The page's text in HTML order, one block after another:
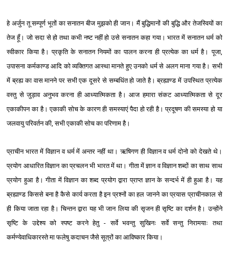
हे अर्जुन तू सम्पूर्ण भूतों का सनातन बीज मुझको ही जान। मैं बुद्धिमानों की बुद्धि और तेजस्वियों का
तेज हूँ। जो सदा से हो तथा कभी नष्ट नहीं हो उसे सनातन कहा गया। भारत में सनातन धर्म को
स्वीकार किया है। प्रकृति के सनातन नियमों का पालन करना ही प्रत्येक का धर्म है। पूजा,
उपासना कर्मकाण्ड आदि को व्यक्तिगत आस्था मानते हुए उनको धर्म से अलग माना गया है। सभी
में ब्रह्य का वास मानने पर सभी एक दूसरे से सम्बधिंत हो जाते है। ब्रह्याण्ड में उपस्थित प्रत्येक
वस्तु से जुड़ाव अनुभव करना ही आध्यात्मिकता है। आज हमारा संकट आध्यात्मिकता से दूर
एकाकीपन का है। एकाकी सोच के कारण ही समस्याएं पैदा हो रही है। प्रदूषण की समस्या हो या
जलवायु परिवर्तन की, सभी एकाकी सोच का परिणाम है।
प्राचीन भारत में विज्ञान व धर्म में अन्तर नहीं था। ऋषिगण ही विज्ञान व धर्म दोनो को देखते थे।
प्रयोग आधारित विज्ञान का प्रचलन भी भारत में था। गीता में ज्ञान व विज्ञान शब्दों का साथ साथ
प्रयोग हुआ है। गीता में विज्ञान का शब्द प्रयोग द्वारा प्राप्त ज्ञान के सन्दर्भ में ही हुआ है। यह
ब्रह्याण्ड किससे बना है कैसे कार्य करता है इन प्रश्‍नों का हल जानने का प्रयास प्राचीनकाल से
ही किया जाता रहा है। चिन्तन द्वारा यह भी जान लिया की सृजन ही सृष्टि का दर्शन है। उन्होंने
सृष्टि के उद्देश्‍य को स्पष्ट करने हेतु - सर्वे भवन्तु सुखिनः सर्वे सन्तु निरामयाः तथा
कर्मण्येवाधिकारस्ते मा फलेषु कदाचन जैसे सूत्रों का आविष्कार किया।